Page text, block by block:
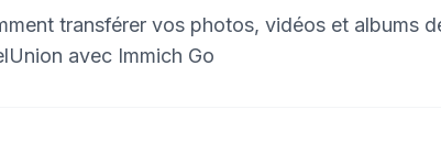
transférer vos photos, vidéos et albums
avec Immich Go